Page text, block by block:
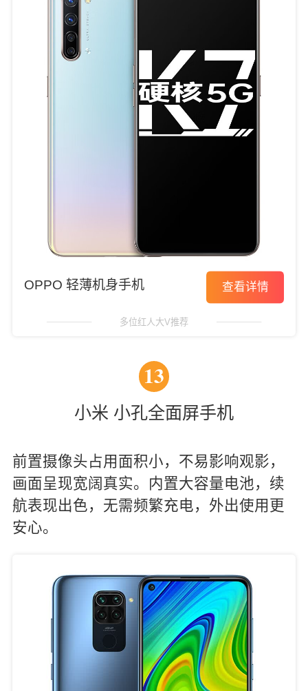
OPPO 轻薄机身手机 查看详情
多位红人大V推荐
13
小米 小孔全面屏手机
前置摄像头占用面积小，不易影响观影，
画面呈现宽阔真实。内置大容量电池，续
航表现出色，无需频繁充电，外出使用更
安心。